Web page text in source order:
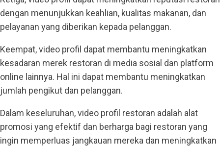
dengan menunjukkan keahlian, kualitas makanan, dan
pelayanan yang diberikan kepada pelanggan.
Keempat, video profil dapat membantu meningkatkan
kesadaran merek restoran di media sosial dan platform
online lainnya. Hal ini dapat membantu meningkatkan
jumlah pengikut dan pelanggan.
Dalam keseluruhan, video profil restoran adalah alat
promosi yang efektif dan berharga bagi restoran yang
ingin memperluas jangkauan mereka dan meningkatkan